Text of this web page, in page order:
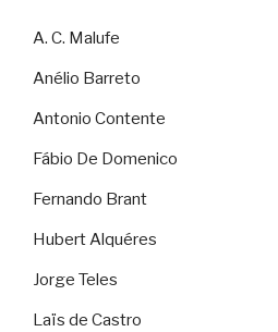
A. C. Malufe
Anélio Barreto
Antonio Contente
Fábio De Domenico
Fernando Brant
Hubert Alquéres
Jorge Teles
Laïs de Castro